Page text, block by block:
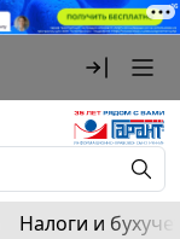
Налоги и